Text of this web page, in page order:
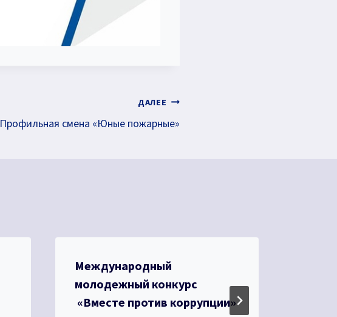
ДАЛЕЕ
Профильная смена «Юные пожарные»
Международный
молодежный конкурс
«Вместе против коррупции»